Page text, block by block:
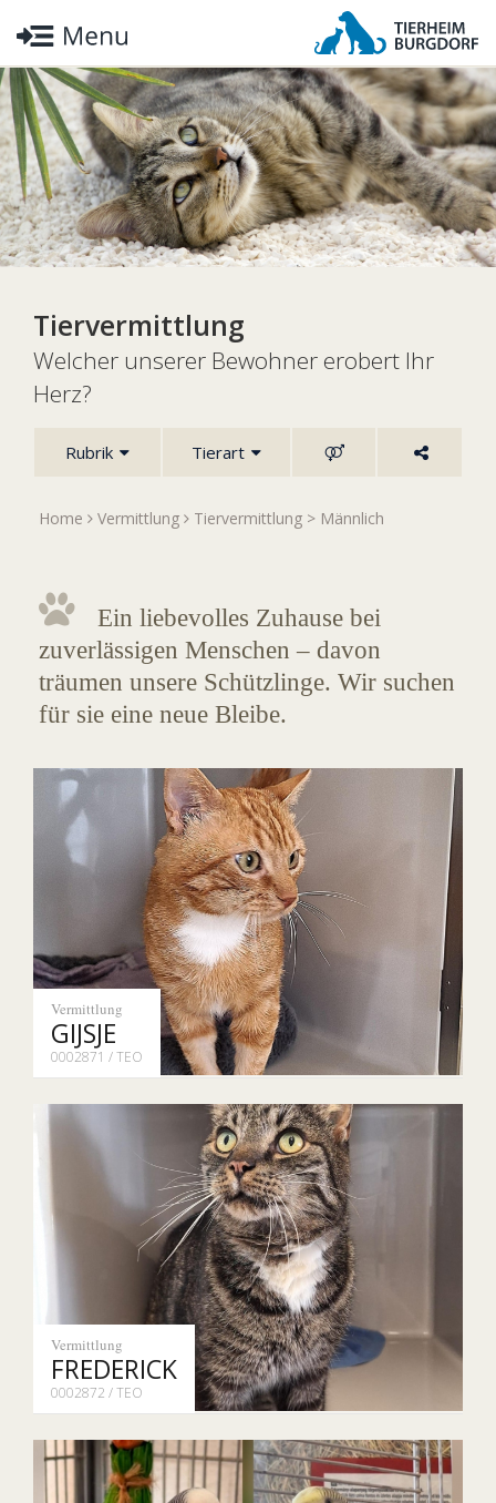
Tiervermittlung
Welcher unserer Bewohner erobert Ihr
Herz?
Rubrik Tierart
Home Vermittlung Tiervermittlung > Männlich
Ein liebevolles Zuhause bei
zuverlässigen Menschen – davon
träumen unsere Schützlinge. Wir suchen
für sie eine neue Bleibe.
Vermittlung
GIJSJE
0002871 / TEO
Vermittlung
FREDERICK
0002872 / TEO